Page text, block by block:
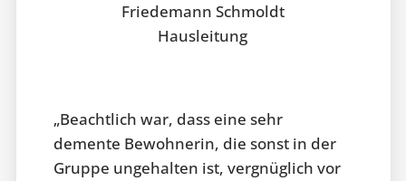
Friedemann Schmoldt
Hausleitung
„Beachtlich war, dass eine sehr
demente Bewohnerin, die sonst in der
Gruppe ungehalten ist, vergnüglich vor